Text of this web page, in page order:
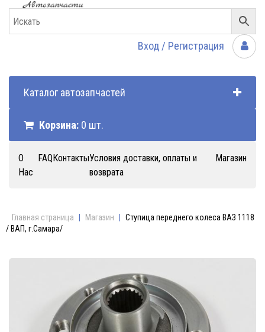
Вход / Регистрация
Каталог автозапчастей
Корзина: 0 шт.
О
Нас
FAQКонтактыУсловия доставки, оплаты и
возврата
Магазин
Главная страница Магазин
Ступица переднего колеса ВАЗ 1118
/ ВАП, г.Самара/